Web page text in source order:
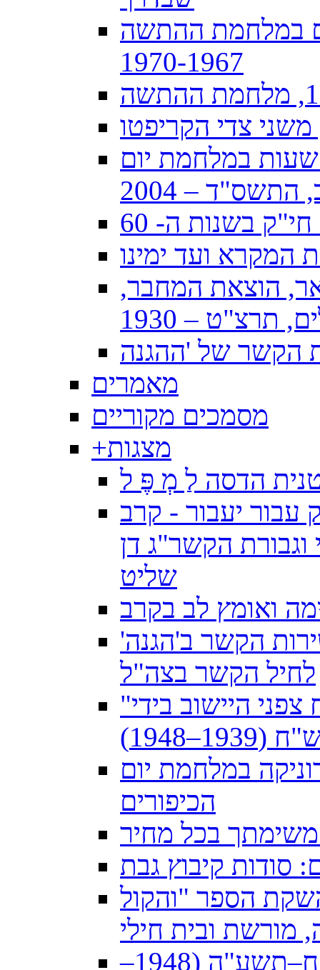
במלחמת ההתשה
1970-1967
צדי הקריפטו
וידאס, קולות שתמיד איתי: 60 שעות במלחמת יום
– 2004
בשנות ה- 60
ועד ימינו
הוצאת המחבר,
תרצ"ט – 1930
מאמרים
מסמכים מקוריים
+מצגות
הדסה לַ מְ פֶּ ל
עבור יעבור - קרב
הקשר"ג דן
שליט
ואומץ לב בקרב
הקשר ב'הגנה'
לחיל הקשר בצה"ל
"נשף בהשתתפות שלישייה" פענוח צפני היישוב בידי
במלחמת יום
הכיפורים
בכל מחיר
סודות קיבוץ גבת
ולהשקת הספר "והקול
הצבי במדים: הדואר הצבאי תש"ח–תשע"ה (1948–